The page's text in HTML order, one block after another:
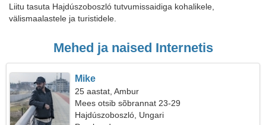
Liitu tasuta Hajdúszoboszló tutvumissaidiga kohalikele,
välismaalastele ja turistidele.
Mehed ja naised Internetis
Mike
25 aastat, Ambur
Mees otsib sõbrannat 23-29
Hajdúszoboszló, Ungari